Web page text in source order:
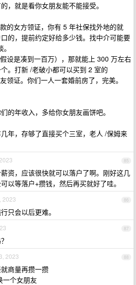
，就是看你女朋友能不能接受。
的女方领证，你有 5 年社保找外地的就
的，提前约定好给多少钱。找中介可能要
设是凑到一百万），那就能上 300 万左右
。打新 /老破小都可以买到 2 室的
领证。你们一人一套婚前房了，完美。
的年收入，多给你女朋友画饼吧。
年，存够了直接买个三室，老人 /保姆来
85
资，应该很快就可以落户了啊。刚好这几
以等落户+攒钱，然后再买就好了哇。
86
2023
只会以后更难。
87
88
2023
商量再攒一攒
一个女朋友